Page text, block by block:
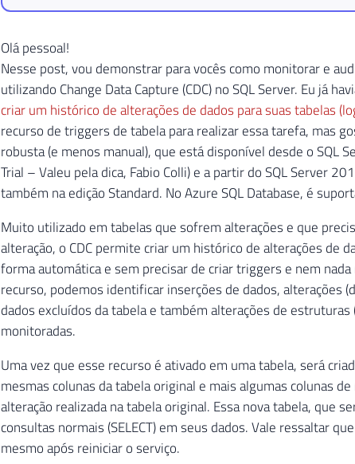
Olá pessoal!
Nesse post, vou demonstrar para vocês como monitorar e
utilizando Change Data Capture (CDC) no SQL Server. Eu já
criar um histórico de alterações de dados para suas tabelas
recurso de triggers de tabela para realizar essa tarefa, mas
robusta (e menos manual), que está disponível desde o SQL
Trial – Valeu pela dica, Fabio Colli) e a partir do SQL Server
também na edição Standard. No Azure SQL Database, é
Muito utilizado em tabelas que sofrem alterações e que
alteração, o CDC permite criar um histórico de alterações de
forma automática e sem precisar de criar triggers e nem
recurso, podemos identificar inserções de dados, alterações
dados excluídos da tabela e também alterações de estruturas
monitoradas.
Uma vez que esse recurso é ativado em uma tabela, será
mesmas colunas da tabela original e mais algumas colunas
alteração realizada na tabela original. Essa nova tabela, que
consultas normais (SELECT) em seus dados. Vale ressaltar
mesmo após reiniciar o serviço.